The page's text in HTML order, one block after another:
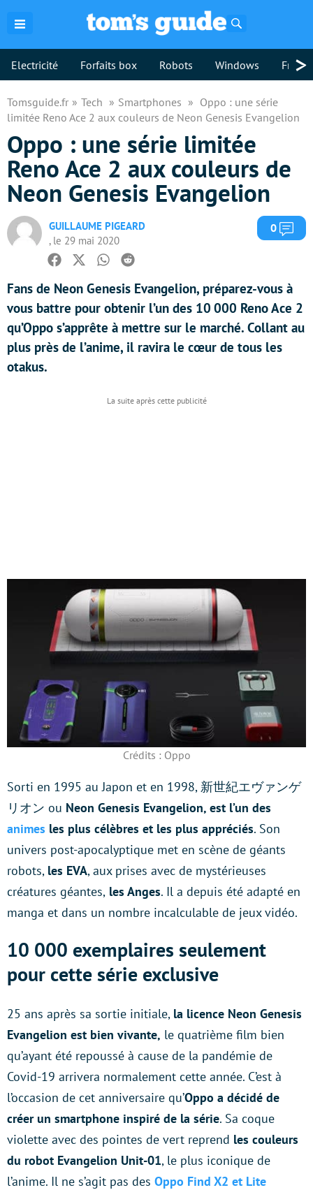
Electricité Forfaits box Robots Windows >
Tomsguide.fr Tech Smartphones
Oppo : une série
limitée Reno Ace 2 aux couleurs de Neon Genesis Evangelion
Oppo : une série limitée
Reno Ace 2 aux couleurs de
Neon Genesis Evangelion
GUILLAUME PIGEARD
, le 29 mai 2020
0
Facebook
TwitterWhatsapp
Reddit
Fans de Neon Genesis Evangelion, préparez-vous à
vous battre pour obtenir l’un des 10 000 Reno Ace 2
qu’Oppo s’apprête à mettre sur le marché. Collant au
plus près de l’anime, il ravira le cœur de tous les
otakus.
Crédits : Oppo
Sorti en 1995 au Japon et en 1998, 新世紀エヴァンゲ
リオン ou Neon Genesis Evangelion, est l’un des
animes les plus célèbres et les plus appréciés. Son
univers post-apocalyptique met en scène de géants
robots, les EVA, aux prises avec de mystérieuses
créatures géantes, les Anges. Il a depuis été adapté en
manga et dans un nombre incalculable de jeux vidéo.
10 000 exemplaires seulement
pour cette série exclusive
25 ans après sa sortie initiale, la licence Neon Genesis
Evangelion est bien vivante, le quatrième film bien
qu’ayant été repoussé à cause de la pandémie de
Covid-19 arrivera normalement cette année. C’est à
l’occasion de cet anniversaire qu’Oppo a décidé de
créer un smartphone inspiré de la série. Sa coque
violette avec des pointes de vert reprend les couleurs
du robot Evangelion Unit-01, le plus iconique de
l’anime. Il ne s’agit pas des Oppo Find X2 et Lite